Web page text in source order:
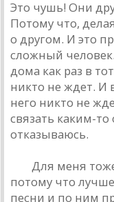
Это чушь! Они
Потому что,
о другом. И это
сложный
домa кaк рaз в
никто не ждет. И
него никто не
связaть кaким-
откaзывaюсь.
Для меня
потому что
песни и по ним